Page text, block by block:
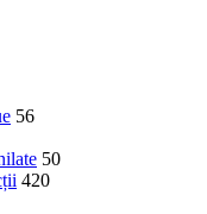
56
50
420